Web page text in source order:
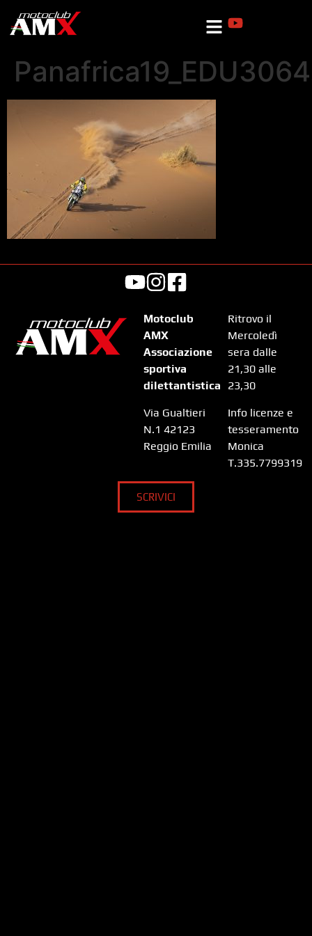
Motoclub
AMX
Associazione
sportiva
dilettantistica
Via Gualtieri
N.1 42123
Reggio Emilia
Ritrovo il
Mercoledì
sera dalle
21,30 alle
23,30
Info licenze e
tesseramento
Monica
T.335.7799319
SCRIVICI